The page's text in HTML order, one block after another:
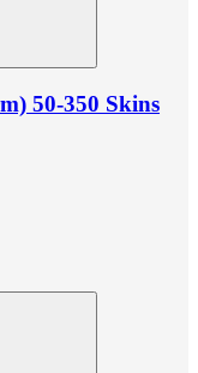
50-350 Skins